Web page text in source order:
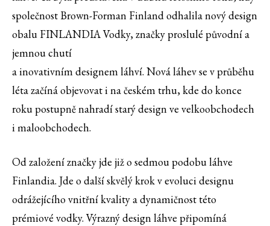
společnost Brown-Forman Finland odhalila nový design
obalu FINLANDIA Vodky, značky proslulé původní a
jemnou chutí
a inovativním designem láhví. Nová láhev se v průběhu
léta začíná objevovat i na českém trhu, kde do konce
roku postupně nahradí starý design ve velkoobchodech
i maloobchodech.
Od založení značky jde již o sedmou podobu láhve
Finlandia. Jde o další skvělý krok v evoluci designu
odrážejícího vnitřní kvality a dynamičnost této
prémiové vodky. Výrazný design láhve připomíná